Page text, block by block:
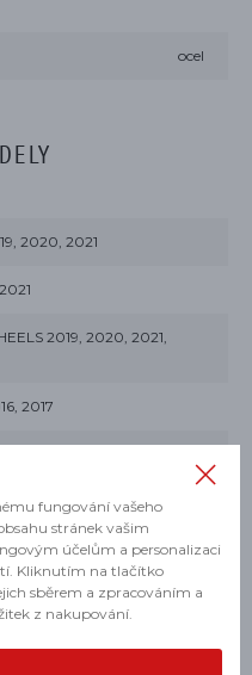
ocel
2020, 2021
2019, 2020, 2021,
2017
2017
2016, 2017
2020
2020, 2021
fungování vašeho
stránek vašim
účelům a personalizaci
Kliknutím na tlačítko
sběrem a zpracováním a
z nakupování.